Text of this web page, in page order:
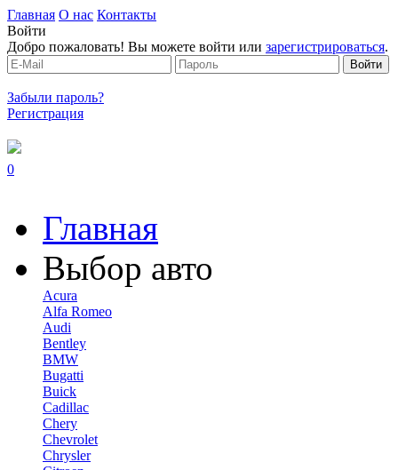
Главная О нас Контакты
Войти
Добро пожаловать! Вы можете войти или зарегистрироваться.
Забыли пароль?
Регистрация
0
Главная
Выбор авто
Acura
Alfa Romeo
Audi
Bentley
BMW
Bugatti
Buick
Cadillac
Chery
Chevrolet
Chrysler